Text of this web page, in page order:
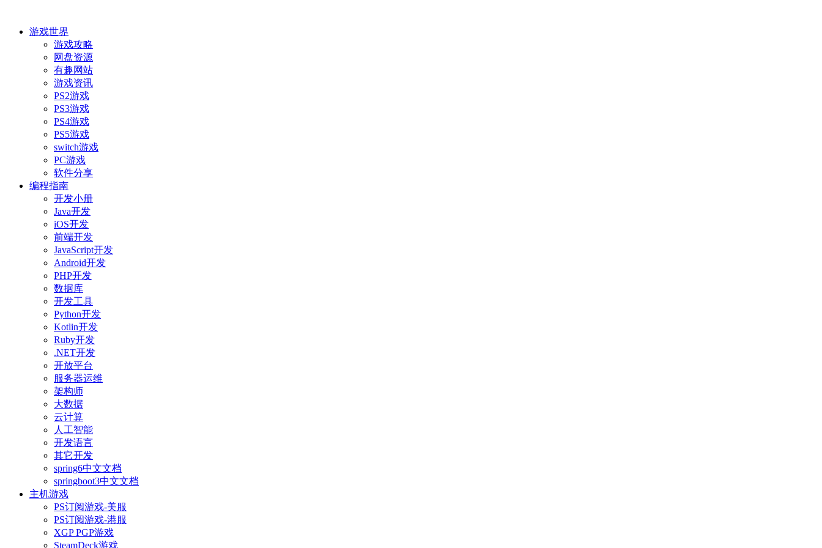
游戏世界
游戏攻略
网盘资源
有趣网站
游戏资讯
PS2游戏
PS3游戏
PS4游戏
PS5游戏
switch游戏
PC游戏
软件分享
编程指南
开发小册
Java开发
iOS开发
前端开发
JavaScript开发
Android开发
PHP开发
数据库
开发工具
Python开发
Kotlin开发
Ruby开发
.NET开发
开放平台
服务器运维
架构师
大数据
云计算
人工智能
开发语言
其它开发
spring6中文文档
springboot3中文文档
主机游戏
PS订阅游戏-美服
PS订阅游戏-港服
XGP PGP游戏
SteamDeck游戏